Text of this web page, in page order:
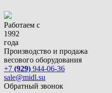
Работаем с
1992
года
Производство и продажа
весового оборудования
+7 (929) 944-06-36
sale@midl.su
Обратный звонок